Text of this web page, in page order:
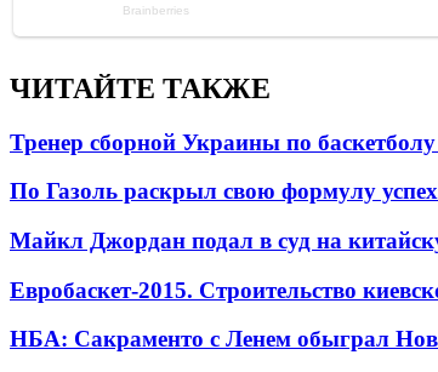
ЧИТАЙТЕ ТАКЖЕ
Тренер сборной Украины по
По Газоль раскрыл свою формулу
Майкл Джордан подал в суд на
Евробаскет-2015. Строительство
НБА: Сакраменто с Ленем обыграл